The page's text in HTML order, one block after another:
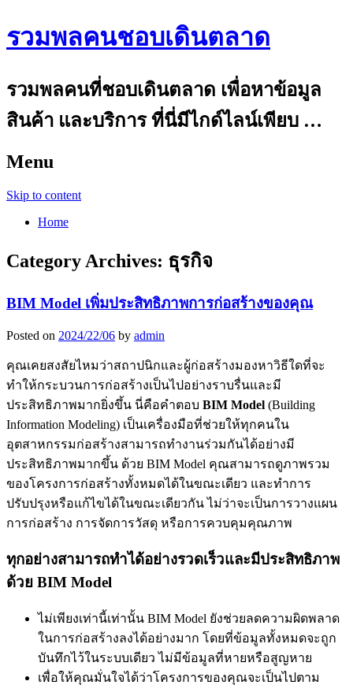
รวมพลคนชอบเดินตลาด
รวมพลคนที่ชอบเดินตลาด เพื่อหาข้อมูล
สินค้า และบริการ ที่นี่มีไกด์ไลน์เพียบ …
Menu
Skip to content
Home
Category Archives: ธุรกิจ
BIM Model เพิ่มประสิทธิภาพการก่อสร้างของคุณ
Posted on 2024/22/06 by admin
คุณเคยสงสัยไหมว่าสถาปนิกและผู้ก่อสร้างมองหาวิธีใดที่จะ
ทำให้กระบวนการก่อสร้างเป็นไปอย่างราบรื่นและมี
ประสิทธิภาพมากยิ่งขึ้น นี่คือคำตอบ BIM Model (Building
Information Modeling) เป็นเครื่องมือที่ช่วยให้ทุกคนใน
อุตสาหกรรมก่อสร้างสามารถทำงานร่วมกันได้อย่างมี
ประสิทธิภาพมากขึ้น ด้วย BIM Model คุณสามารถดูภาพรวม
ของโครงการก่อสร้างทั้งหมดได้ในขณะเดียว และทำการ
ปรับปรุงหรือแก้ไขได้ในขณะเดียวกัน ไม่ว่าจะเป็นการวางแผน
การก่อสร้าง การจัดการวัสดุ หรือการควบคุมคุณภาพ
ทุกอย่างสามารถทำได้อย่างรวดเร็วและมีประสิทธิภาพ
ด้วย BIM Model
ไม่เพียงเท่านี้เท่านั้น BIM Model ยังช่วยลดความผิดพลาด
ในการก่อสร้างลงได้อย่างมาก โดยที่ข้อมูลทั้งหมดจะถูก
บันทึกไว้ในระบบเดียว ไม่มีข้อมูลที่หายหรือสูญหาย
เพื่อให้คุณมั่นใจได้ว่าโครงการของคุณจะเป็นไปตาม